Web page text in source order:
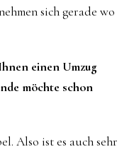
sich gerade wo
einen Umzug
möchte schon
Also ist es auch sehr